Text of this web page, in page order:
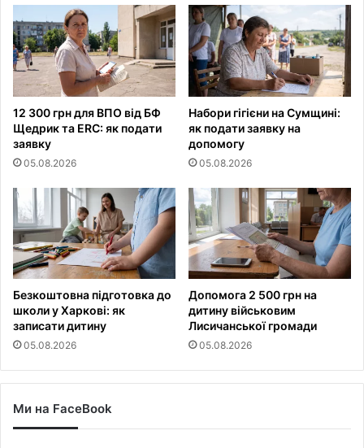
12 300 грн для ВПО від БФ
Щедрик та ERC: як подати
заявку
05.08.2026
Набори гігієни на Сумщині:
як подати заявку на
допомогу
05.08.2026
Безкоштовна підготовка до
школи у Харкові: як
записати дитину
05.08.2026
Допомога 2 500 грн на
дитину військовим
Лисичанської громади
05.08.2026
Ми на FaceBook